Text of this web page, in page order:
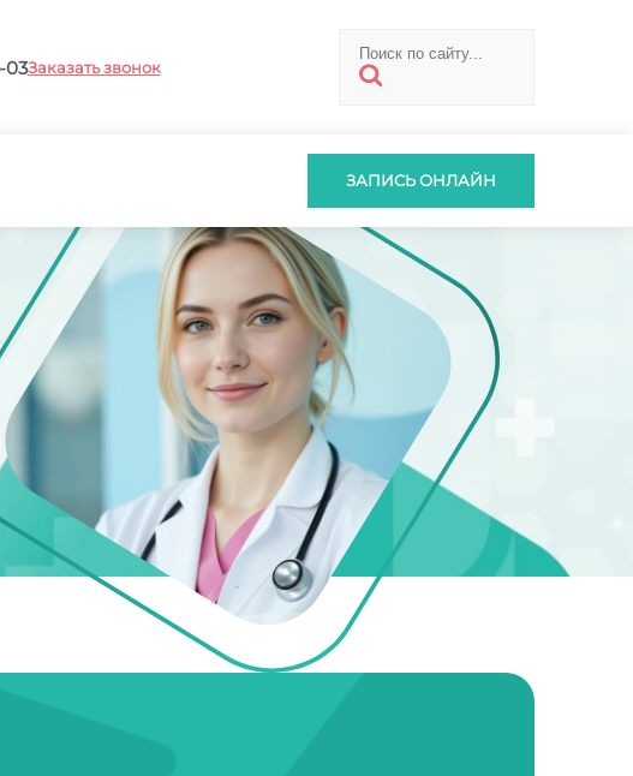
03Заказать звонок
ЗАПИСЬ ОНЛАЙН